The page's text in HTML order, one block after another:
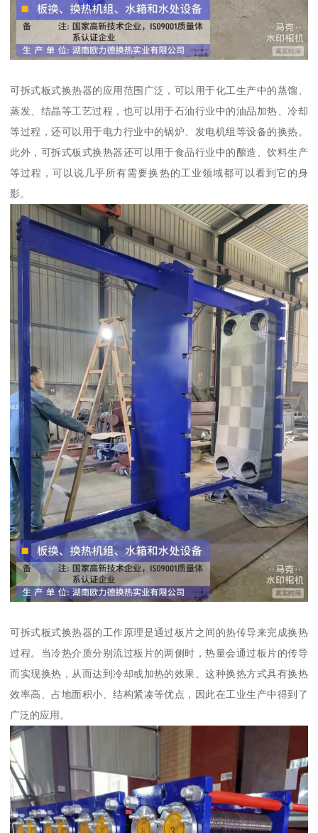
可拆式板式换热器的应用范围广泛，可以用于化工生产中的蒸馏、
蒸发、结晶等工艺过程，也可以用于石油行业中的油品加热、冷却
等过程，还可以用于电力行业中的锅炉、发电机组等设备的换热。
此外，可拆式板式换热器还可以用于食品行业中的酿造、饮料生产
等过程，可以说几乎所有需要换热的工业领域都可以看到它的身
影。
可拆式板式换热器的工作原理是通过板片之间的热传导来完成换热
过程。当冷热介质分别流过板片的两侧时，热量会通过板片的传导
而实现换热，从而达到冷却或加热的效果。这种换热方式具有换热
效率高、占地面积小、结构紧凑等优点，因此在工业生产中得到了
广泛的应用。